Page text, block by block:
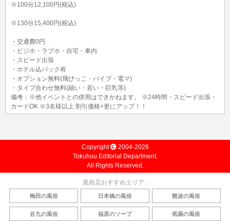
※100分12,100円(税込)
※130分15,400円(税込)
・交通費0円
・ビジホ・ラブホ・自宅・車内
・スピード出張
・ホテル込パック有
・オプション無料(飛びっこ・バイブ・電マ)
・タイプ合わせ無料(細い・若い・巨乳等)
備考：※他イベントとの併用はできかねます。 ※24時間・スピード出張・
カードOK ※3名様以上 割引価格+更にアップ！！
Copyright
2004-2026
Tokuhou Editorial Department.
All Rights Reserved.
風俗店おすすめエリア :
梅田の風俗 日本橋の風俗 難波の風俗
谷九の風俗 福原のソープ 祇園の風俗